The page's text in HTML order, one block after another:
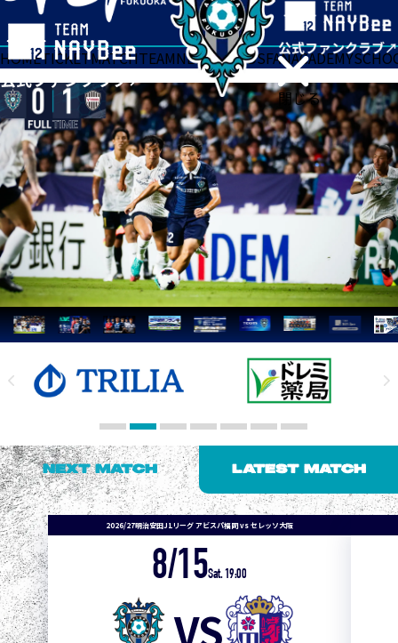
閉じる
HOMETICKETMATCHTEAMNEWSGOODSFANACADEMY
NEXT MATCH LATEST MATCH
2026/27明治安田J1リーグ アビスパ福岡 vs セレッソ大阪
8/15Sat. 19:00
VS